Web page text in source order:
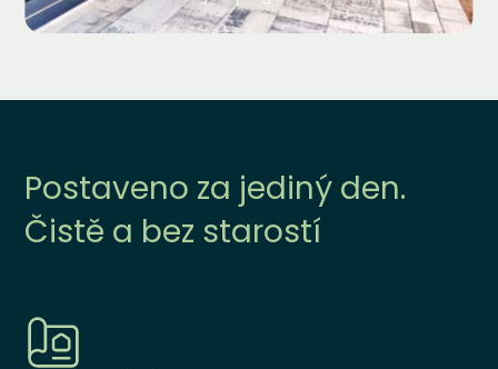
Postaveno za jediný den.
Čistě a bez starostí